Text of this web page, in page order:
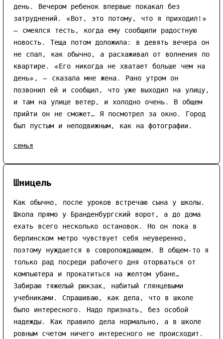
день. Вечером ребенок впервые покакал без
затруднений. «Вот, это потому, что я приходил!»
— смеялся тесть, когда ему сообщили радостную
новость. Теща потом доложила: в девять вечера он
не спал, как обычно, а расхаживал от волнения по
квартире. «Его никогда не хватает больше чем на
день», — сказала мне жена. Рано утром он
позвонил ей и сообщил, что уже выходил на улицу,
и там на улице ветер, и холодно очень. В общем
прийти он не сможет… Я посмотрел за окно. Город
был пустым и неподвижным, как на фотографии.
семья
Шницель
Как обычно, после уроков встречаю сына у школы.
Школа прямо у Бранденбургский ворот, а до дома
ехать всего несколько остановок. Но он пока в
берлинском метро чувствует себя неуверенно,
поэтому нуждается в совропождающем. В общем-то я
только рад посреди рабочего дня оторваться от
компьютера и прокатиться на желтом убане…
Забираю тяжелый рюкзак, набитый глянцевыми
учебниками. Спрашиваю, как дела, что в школе
было интересного. Надо признать, без особой
надежды. Как правило дела нормально, а в школе
ровным счетом ничего интересного не происходит.